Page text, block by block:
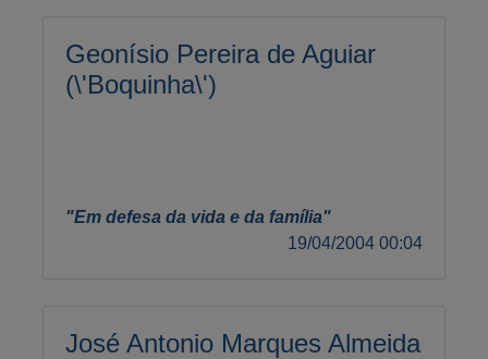
Geonísio Pereira de Aguiar
(\'Boquinha\')
"Em defesa da vida e da família"
19/04/2004 00:04
José Antonio Marques Almeida